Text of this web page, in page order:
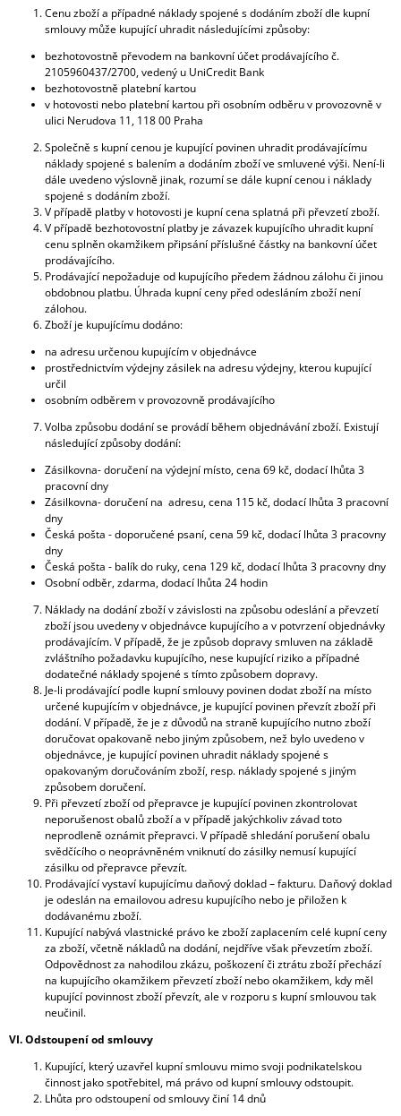
Cenu zboží a případné náklady spojené s dodáním zboží dle kupní
smlouvy může kupující uhradit následujícími způsoby:
bezhotovostně převodem na bankovní účet prodávajícího č.
2105960437/2700, vedený u UniCredit Bank
bezhotovostně platební kartou
v hotovosti nebo platební kartou při osobním odběru v provozovně v
ulici Nerudova 11, 118 00 Praha
Společně s kupní cenou je kupující povinen uhradit prodávajícímu
náklady spojené s balením a dodáním zboží ve smluvené výši. Není-li
dále uvedeno výslovně jinak, rozumí se dále kupní cenou i náklady
spojené s dodáním zboží.
V případě platby v hotovosti je kupní cena splatná při převzetí zboží.
V případě bezhotovostní platby je závazek kupujícího uhradit kupní
cenu splněn okamžikem připsání příslušné částky na bankovní účet
prodávajícího.
Prodávající nepožaduje od kupujícího předem žádnou zálohu či jinou
obdobnou platbu. Úhrada kupní ceny před odesláním zboží není
zálohou.
Zboží je kupujícímu dodáno:
na adresu určenou kupujícím v objednávce
prostřednictvím výdejny zásilek na adresu výdejny, kterou kupující
určil
osobním odběrem v provozovně prodávajícího
Volba způsobu dodání se provádí během objednávání zboží. Existují
následující způsoby dodání:
Zásilkovna- doručení na výdejní místo, cena 69 kč, dodací lhůta 3
pracovní dny
Zásilkovna- doručení na adresu, cena 115 kč, dodací lhůta 3 pracovní
dny
Česká pošta - doporučené psaní, cena 59 kč, dodací lhůta 3 pracovny
dny
Česká pošta - balík do ruky, cena 129 kč, dodací lhůta 3 pracovny dny
Osobní odběr, zdarma, dodací lhůta 24 hodin
Náklady na dodání zboží v závislosti na způsobu odeslání a převzetí
zboží jsou uvedeny v objednávce kupujícího a v potvrzení objednávky
prodávajícím. V případě, že je způsob dopravy smluven na základě
zvláštního požadavku kupujícího, nese kupující riziko a případné
dodatečné náklady spojené s tímto způsobem dopravy.
Je-li prodávající podle kupní smlouvy povinen dodat zboží na místo
určené kupujícím v objednávce, je kupující povinen převzít zboží při
dodání. V případě, že je z důvodů na straně kupujícího nutno zboží
doručovat opakovaně nebo jiným způsobem, než bylo uvedeno v
objednávce, je kupující povinen uhradit náklady spojené s
opakovaným doručováním zboží, resp. náklady spojené s jiným
způsobem doručení.
Při převzetí zboží od přepravce je kupující povinen zkontrolovat
neporušenost obalů zboží a v případě jakýchkoliv závad toto
neprodleně oznámit přepravci. V případě shledání porušení obalu
svědčícího o neoprávněném vniknutí do zásilky nemusí kupující
zásilku od přepravce převzít.
Prodávající vystaví kupujícímu daňový doklad – fakturu. Daňový doklad
je odeslán na emailovou adresu kupujícího nebo je přiložen k
dodávanému zboží.
Kupující nabývá vlastnické právo ke zboží zaplacením celé kupní ceny
za zboží, včetně nákladů na dodání, nejdříve však převzetím zboží.
Odpovědnost za nahodilou zkázu, poškození či ztrátu zboží přechází
na kupujícího okamžikem převzetí zboží nebo okamžikem, kdy měl
kupující povinnost zboží převzít, ale v rozporu s kupní smlouvou tak
neučinil.
VI. Odstoupení od smlouvy
Kupující, který uzavřel kupní smlouvu mimo svoji podnikatelskou
činnost jako spotřebitel, má právo od kupní smlouvy odstoupit.
Lhůta pro odstoupení od smlouvy činí 14 dnů